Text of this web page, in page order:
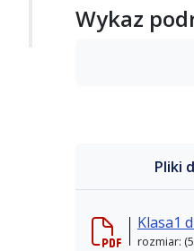
Wykaz
Pliki
Klasa1
rozmiar: